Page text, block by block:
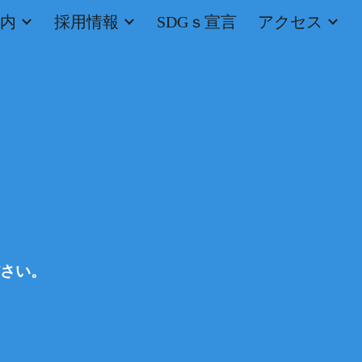
採用情報 SDGｓ宣言 アクセス
い。